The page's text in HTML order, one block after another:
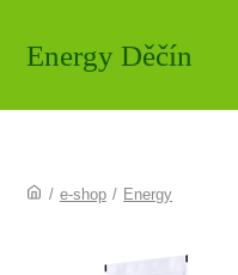
Energy Děčín
/ e-shop / Energy